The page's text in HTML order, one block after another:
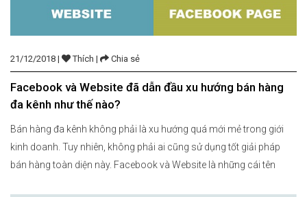
21/12/2018 | Thích | Chia sẻ
Facebook và Website đã dẫn đầu xu hướng bán hàng
đa kênh như thế nào?
Bán hàng đa kênh không phải là xu hướng quá mới mẻ trong giới
kinh doanh. Tuy nhiên, không phải ai cũng sử dụng tốt giải pháp
bán hàng toàn diện này. Facebook và Website là những cái tên